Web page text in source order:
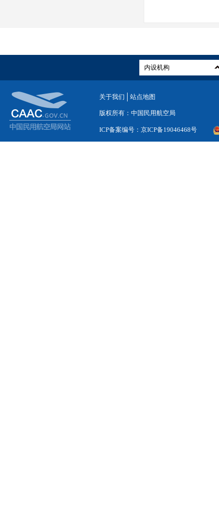
关于我们 站点地图
版权所有：中国民用航空局
ICP备案编号：京ICP备19046468号